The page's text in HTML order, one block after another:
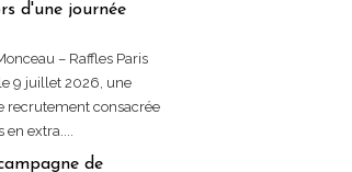
d'une journée
– Raffles Paris
9 juillet 2026, une
recrutement consacrée
en extra....
de